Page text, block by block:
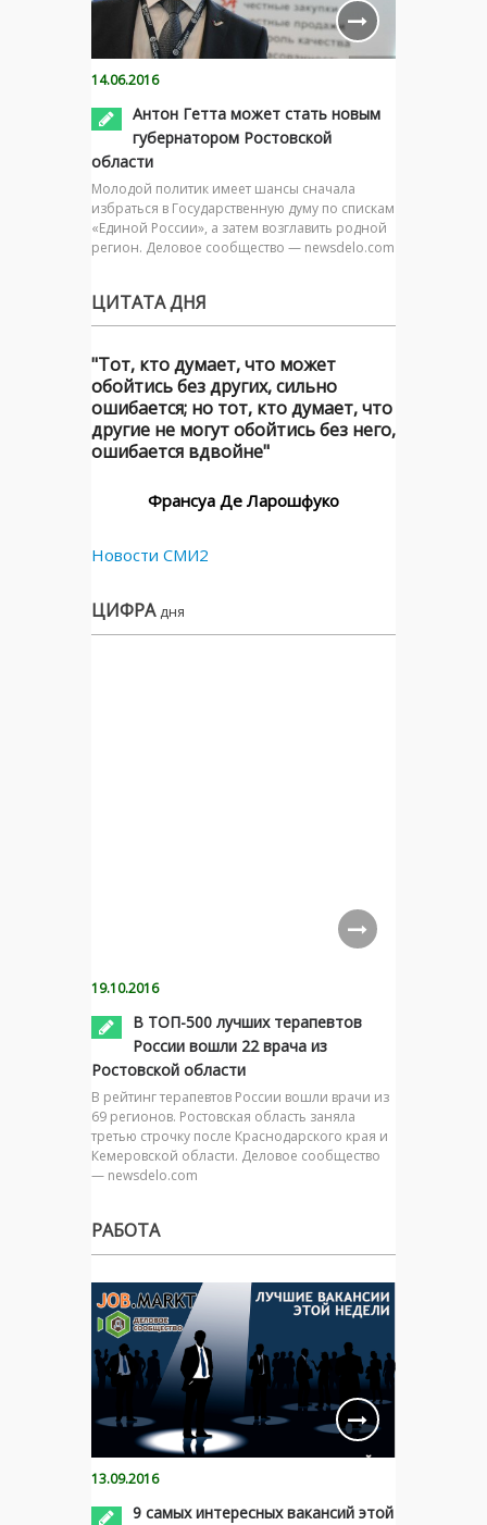
14.06.2016
Антон Гетта может стать новым
губернатором Ростовской
области
Молодой политик имеет шансы сначала
избраться в Государственную думу по спискам
«Единой России», а затем возглавить родной
регион. Деловое сообщество — newsdelo.com
ЦИТАТА ДНЯ
"Тот, кто думает, что может
обойтись без других, сильно
ошибается; но тот, кто думает, что
другие не могут обойтись без него,
ошибается вдвойне"
Франсуа Де Ларошфуко
Новости СМИ2
ЦИФРА дня
19.10.2016
В ТОП-500 лучших терапевтов
России вошли 22 врача из
Ростовской области
В рейтинг терапевтов России вошли врачи из
69 регионов. Ростовская область заняла
третью строчку после Краснодарского края и
Кемеровской области. Деловое сообщество
— newsdelo.com
РАБОТА
13.09.2016
9 самых интересных вакансий этой